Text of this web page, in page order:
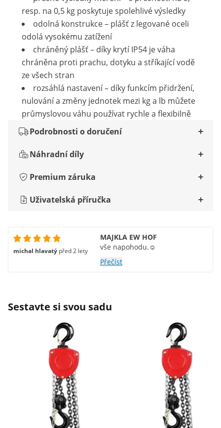
resp. na 0,5 kg poskytuje spolehlivé výsledky
odolná konstrukce – plášť z legované oceli
odolá vysokému zatížení
chráněný plášť – díky krytí IP54 je váha
chráněna proti prachu, dotyku a stříkající vodě
ze všech stran
rozsáhlá nastavení – díky funkcím přidržení,
nulování a změny jednotek mezi kg a lb můžete
průmyslovou váhu používat rychle a flexibilně
Podrobnosti o doručení
Náhradní díly
Premium záruka
Uživatelská příručka
michal hlavatý před 2 lety
MAJKLA EW HOF
vše napohodu.☺
Přečíst
Sestavte si svou sadu